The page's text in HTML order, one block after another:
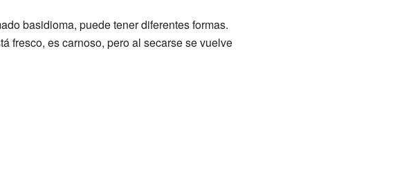
basidioma, puede tener diferentes formas.
fresco, es carnoso, pero al secarse se vuelve